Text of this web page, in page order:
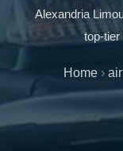
Alexandria
top-tier
Home ›